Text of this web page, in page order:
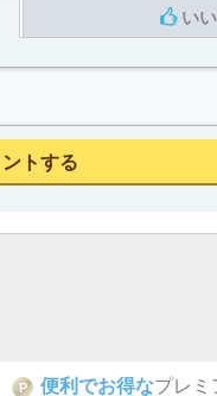
い
P 便利でお得なプレミ